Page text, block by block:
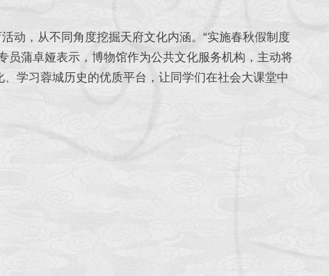
，从不同角度挖掘天府文化内涵。“实施春秋假制度
员蒲卓娅表示，博物馆作为公共文化服务机构，主动将
学习蓉城历史的优质平台，让同学们在社会大课堂中